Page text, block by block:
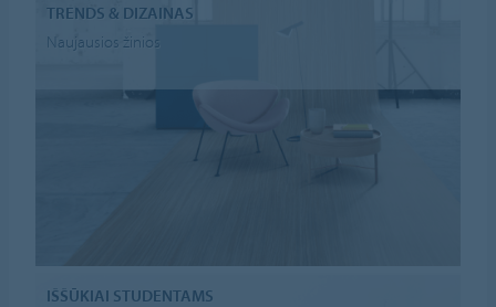
TRENDS & DIZAINAS
Naujausios žinios
IŠŠŪKIAI STUDENTAMS